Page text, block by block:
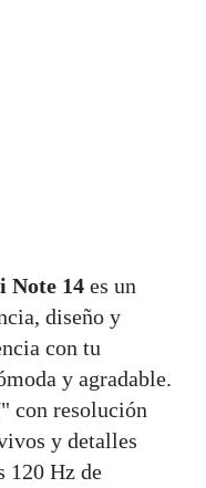
Note 14 es un
diseño y
con tu
y agradable.
con resolución
y detalles
120 Hz de